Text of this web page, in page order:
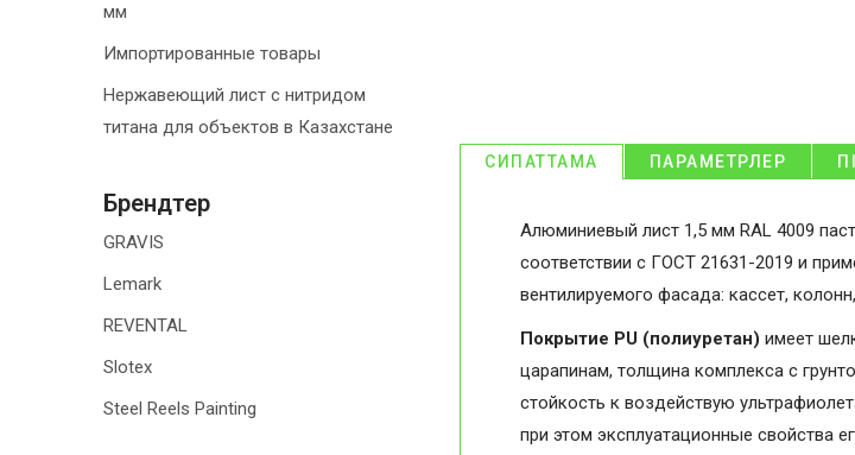
СИПАТТАМА ПАРАМЕТРЛЕР
Алюминиевый лист 1,5 мм RAL 4009
соответствии с ГОСТ 21631-2019 и
вентилируемого фасада: кассет,
Покрытие PU (полиуретан) имеет
царапинам, толщина комплекса с
стойкость к воздействую
при этом эксплуатационные свойства
мм
Импортированные товары
Нержавеющий лист с нитридом
титана для объектов в Казахстане
Брендтер
GRAVIS
Lemark
REVENTAL
Slotex
Steel Reels Painting